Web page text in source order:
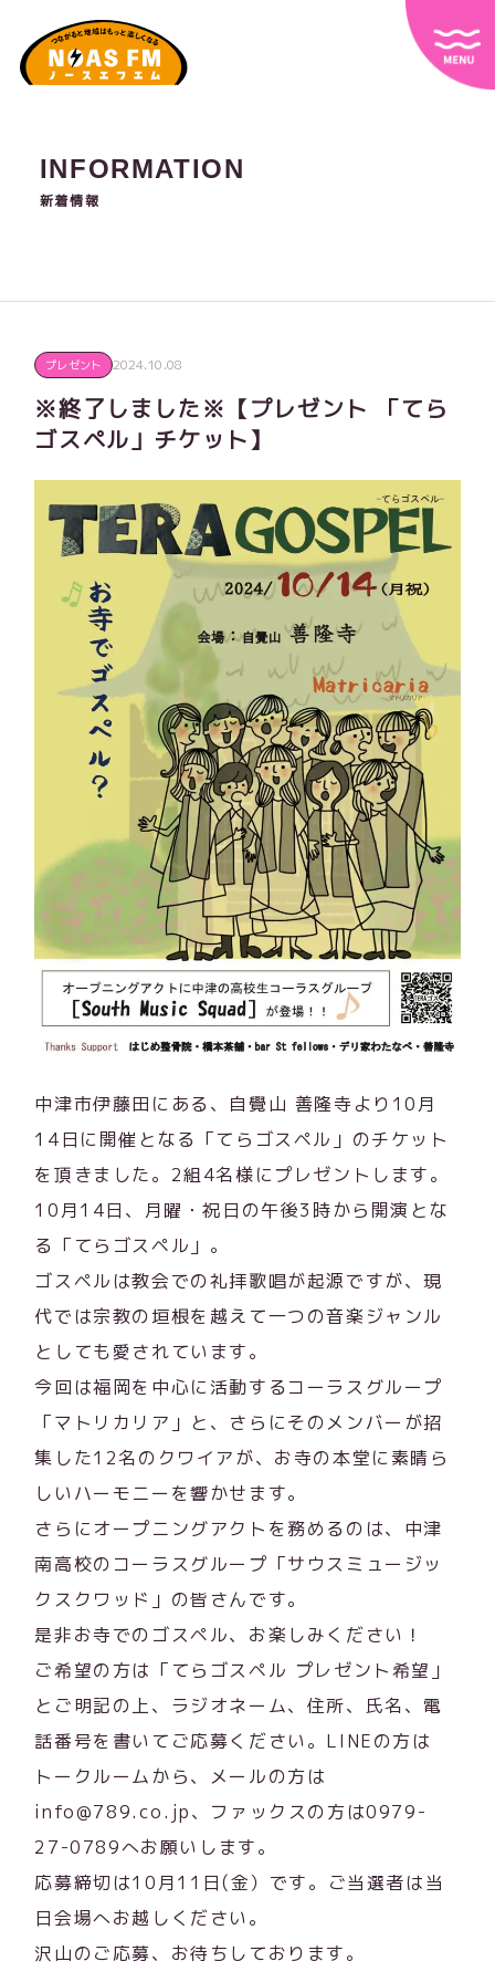
INFORMATION
新着情報
プレゼント 2024.10.08
※終了しました※【プレゼント 「てら
ゴスペル」チケット】
中津市伊藤田にある、自覺山 善隆寺より10月
14日に開催となる「てらゴスペル」のチケット
を頂きました。2組4名様にプレゼントします。
10月14日、月曜・祝日の午後3時から開演とな
る「てらゴスペル」。
ゴスペルは教会での礼拝歌唱が起源ですが、現
代では宗教の垣根を越えて一つの音楽ジャンル
としても愛されています。
今回は福岡を中心に活動するコーラスグループ
「マトリカリア」と、さらにそのメンバーが招
集した12名のクワイアが、お寺の本堂に素晴ら
しいハーモニーを響かせます。
さらにオープニングアクトを務めるのは、中津
南高校のコーラスグループ「サウスミュージッ
クスクワッド」の皆さんです。
是非お寺でのゴスペル、お楽しみください！
ご希望の方は「てらゴスペル プレゼント希望」
とご明記の上、ラジオネーム、住所、氏名、電
話番号を書いてご応募ください。LINEの方は
トークルームから、メールの方は
info@789.co.jp、ファックスの方は0979-
27-0789へお願いします。
応募締切は10月11日(金）です。ご当選者は当
日会場へお越しください。
沢山のご応募、お待ちしております。